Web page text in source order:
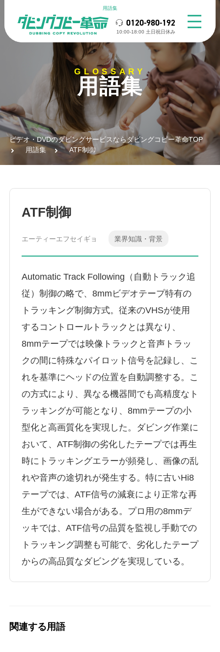
用語集
0120-980-192
10:00-18:00 ⼟⽇祝⽇休み
GLOSSARY
用語集
ビデオ・DVDのダビングサービスならダビングコピー革命TOP
用語集
ATF制御
ATF制御
エーティーエフセイギョ 業界知識・背景
Automatic Track Following（自動トラック追
従）制御の略で、8mmビデオテープ特有の
トラッキング制御方式。従来のVHSが使用
するコントロールトラックとは異なり、
8mmテープでは映像トラックと音声トラッ
クの間に特殊なパイロット信号を記録し、こ
れを基準にヘッドの位置を自動調整する。こ
の方式により、異なる機器間でも高精度なト
ラッキングが可能となり、8mmテープの小
型化と高画質化を実現した。ダビング作業に
おいて、ATF制御の劣化したテープでは再生
時にトラッキングエラーが頻発し、画像の乱
れや音声の途切れが発生する。特に古いHi8
テープでは、ATF信号の減衰により正常な再
生ができない場合がある。プロ用の8mmデ
ッキでは、ATF信号の品質を監視し手動での
トラッキング調整も可能で、劣化したテープ
からの高品質なダビングを実現している。
関連する用語